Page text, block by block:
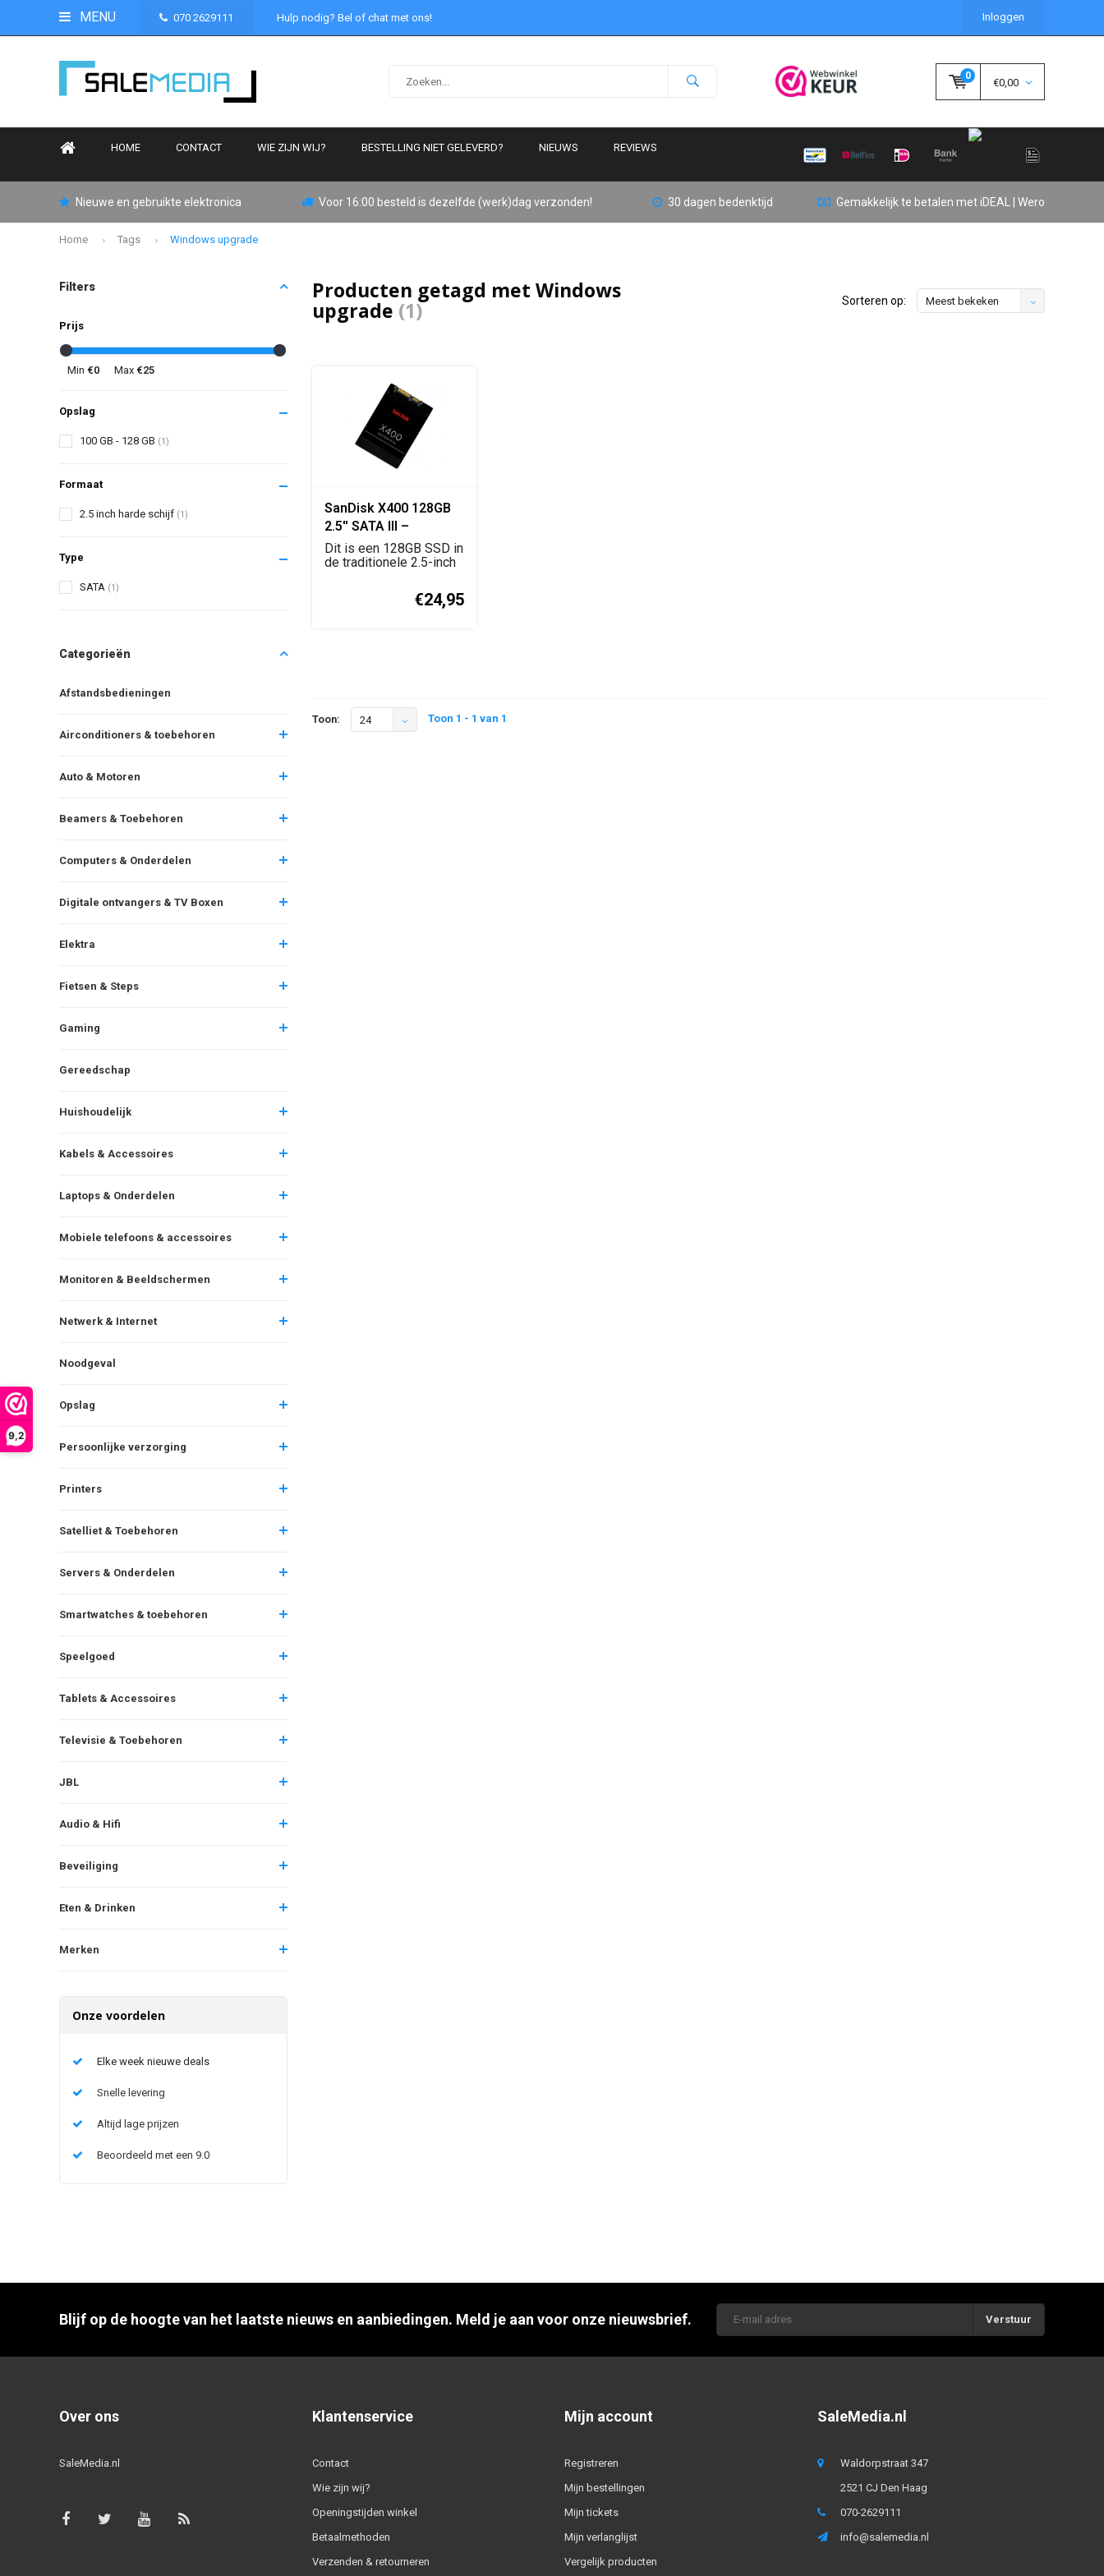
9,2
MENU 070 2629111 Hulp nodig? Bel of chat met ons! Inloggen
0
€0,00
HOME CONTACT WIE ZIJN WIJ? BESTELLING NIET GELEVERD? NIEUWS REVIEWS
Nieuwe en gebruikte elektronica Voor 16:00 besteld is dezelfde (werk)dag verzonden! 30 dagen bedenktijd Gemakkelijk te betalen met iDEAL | Wero
Home Tags Windows upgrade
Filters
Prijs
Min €0 Max €25
Opslag
100 GB - 128 GB (1)
Formaat
2.5 inch harde schijf (1)
Type
SATA (1)
Categorieën
Afstandsbedieningen
Airconditioners & toebehoren
Auto & Motoren
Beamers & Toebehoren
Computers & Onderdelen
Digitale ontvangers & TV Boxen
Elektra
Fietsen & Steps
Gaming
Gereedschap
Huishoudelijk
Kabels & Accessoires
Laptops & Onderdelen
Mobiele telefoons & accessoires
Monitoren & Beeldschermen
Netwerk & Internet
Noodgeval
Opslag
Persoonlijke verzorging
Printers
Satelliet & Toebehoren
Servers & Onderdelen
Smartwatches & toebehoren
Speelgoed
Tablets & Accessoires
Televisie & Toebehoren
JBL
Audio & Hifi
Beveiliging
Eten & Drinken
Merken
Onze voordelen
Elke week nieuwe deals
Snelle levering
Altijd lage prijzen
Beoordeeld met een 9.0
Producten getagd met Windows
upgrade (1) Sorteren op: Meest bekeken
SanDisk X400 128GB
2.5'' SATA III –
SD8SB8U-128G
Dit is een 128GB SSD in
de traditionele 2.5-inch
€24,95
Toon: 24 Toon 1 - 1 van 1
Blijf op de hoogte van het laatste nieuws en aanbiedingen. Meld je aan voor onze nieuwsbrief. Verstuur
Over ons
SaleMedia.nl
Klantenservice
Contact
Wie zijn wij?
Openingstijden winkel
Betaalmethoden
Verzenden & retourneren
Mijn account
Registreren
Mijn bestellingen
Mijn tickets
Mijn verlanglijst
Vergelijk producten
SaleMedia.nl
Waldorpstraat 347
2521 CJ Den Haag
070-2629111
info@salemedia.nl